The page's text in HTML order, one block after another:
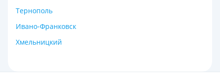
Тернополь
Ивано-Франковск
Хмельницкий